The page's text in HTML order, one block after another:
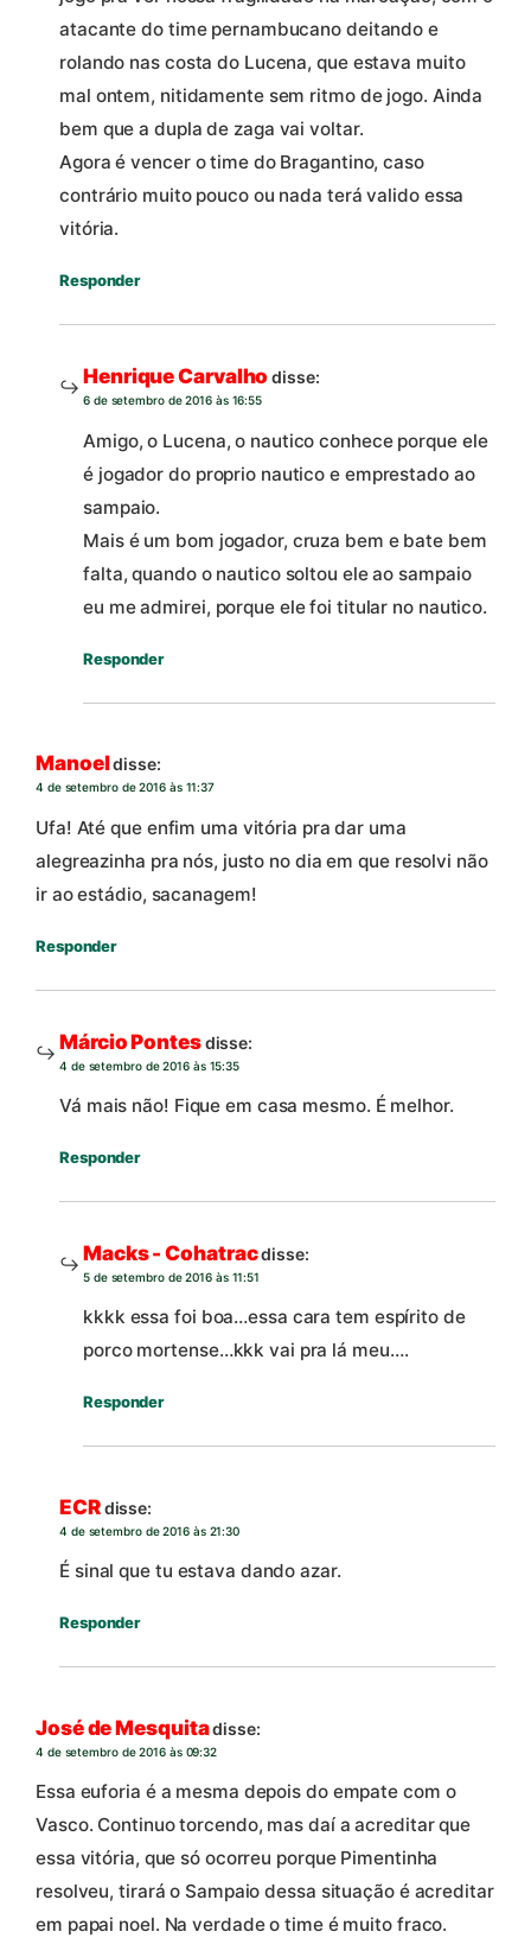
atacante do time pernambucano deitando e
rolando nas costa do Lucena, que estava muito
mal ontem, nitidamente sem ritmo de jogo. Ainda
bem que a dupla de zaga vai voltar.
Agora é vencer o time do Bragantino, caso
contrário muito pouco ou nada terá valido essa
vitória.
Responder
Henrique Carvalho disse:
6 de setembro de 2016 às 16:55
Amigo, o Lucena, o nautico conhece porque ele
é jogador do proprio nautico e emprestado ao
sampaio.
Mais é um bom jogador, cruza bem e bate bem
falta, quando o nautico soltou ele ao sampaio
eu me admirei, porque ele foi titular no nautico.
Responder
Manoeldisse:
4 de setembro de 2016 às 11:37
Ufa! Até que enfim uma vitória pra dar uma
alegreazinha pra nós, justo no dia em que resolvi não
ir ao estádio, sacanagem!
Responder
Márcio Pontesdisse:
4 de setembro de 2016 às 15:35
Vá mais não! Fique em casa mesmo. É melhor.
Responder
Macks - Cohatracdisse:
5 de setembro de 2016 às 11:51
kkkk essa foi boa…essa cara tem espírito de
porco mortense…kkk vai pra lá meu….
Responder
ECRdisse:
4 de setembro de 2016 às 21:30
É sinal que tu estava dando azar.
Responder
José de Mesquitadisse:
4 de setembro de 2016 às 09:32
Essa euforia é a mesma depois do empate com o
Vasco. Continuo torcendo, mas daí a acreditar que
essa vitória, que só ocorreu porque Pimentinha
resolveu, tirará o Sampaio dessa situação é acreditar
em papai noel. Na verdade o time é muito fraco.